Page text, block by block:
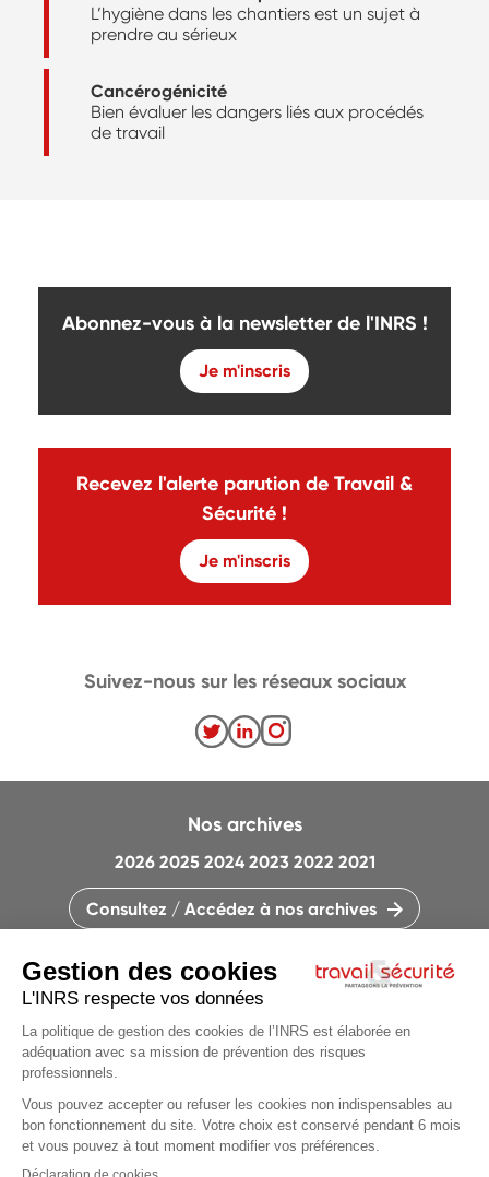
L’hygiène dans les chantiers est un sujet à
prendre au sérieux
Cancérogénicité
Bien évaluer les dangers liés aux procédés
de travail
Abonnez-vous à la newsletter de l'INRS !
Je m'inscris
Recevez l'alerte parution de Travail &
Sécurité !
Je m'inscris
CONTACTEZ LA RÉDACTION
QUI SOMMES-NOUS ?
PLAN DU SITE
PARAMÈTRES DES COOKIES
CHARTE DES COOKIES ET TRACEURS
Nos archives
2026 2025 2024 2023 2022 2021
Consultez / Accédez à nos archives
Suivez-nous sur les réseaux sociaux